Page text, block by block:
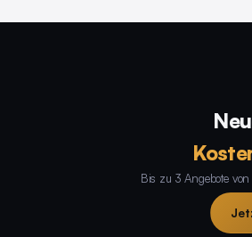
Bis zu 3 Angebote